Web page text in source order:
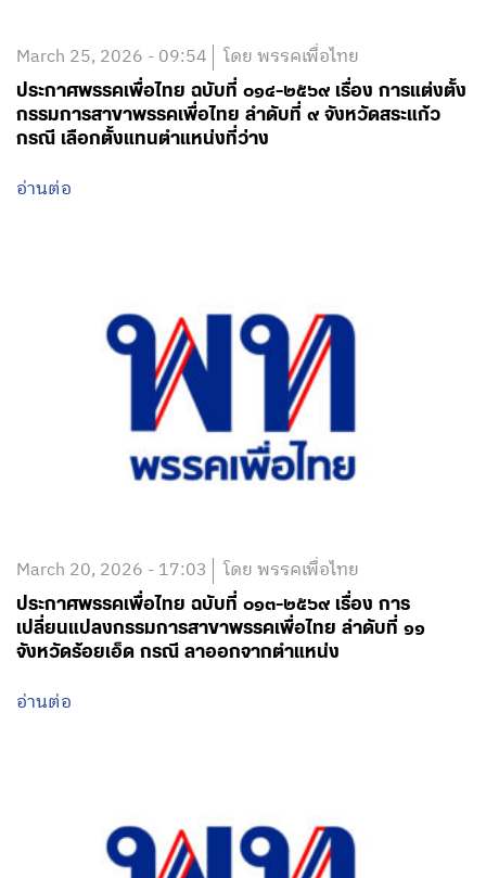
March 25, 2026 - 09:54 โดย พรรคเพื่อไทย
ประกาศพรรคเพื่อไทย ฉบับที่ ๐๑๔-๒๕๖๙ เรื่อง การแต่งตั้ง
กรรมการสาขาพรรคเพื่อไทย ลำดับที่ ๙ จังหวัดสระแก้ว
กรณี เลือกตั้งแทนตำแหน่งที่ว่าง
อ่านต่อ
March 20, 2026 - 17:03 โดย พรรคเพื่อไทย
ประกาศพรรคเพื่อไทย ฉบับที่ ๐๑๓-๒๕๖๙ เรื่อง การ
เปลี่ยนแปลงกรรมการสาขาพรรคเพื่อไทย ลำดับที่ ๑๑
จังหวัดร้อยเอ็ด กรณี ลาออกจากตำแหน่ง
อ่านต่อ